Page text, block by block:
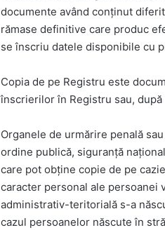
documente având conținut
rămase definitive care produc
se înscriu datele disponibile cu
Copia de pe Registru este
înscrierilor în Registru sau,
Organele de urmărire penală
ordine publică, siguranță
care pot obține copie de pe
caracter personal ale persoanei
administrativ-teritorială s-a
cazul persoanelor născute în